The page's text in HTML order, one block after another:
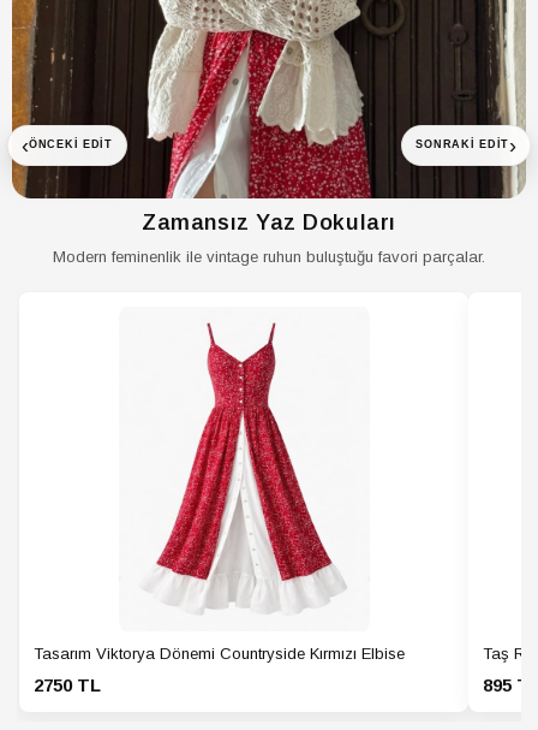
Yaş Tüm Yaş Grupları
Yaş Grubu Yetişkin
‹ÖNCEKI EDIT
Zamansız Yaz Dokuları
Modern feminenlik ile vintage ruhun buluştuğu favori parçalar.
Tasarım Viktorya Dönemi Countryside Kırmızı Elbise
2750 TL
Taş
895
SONRAKI EDIT ›